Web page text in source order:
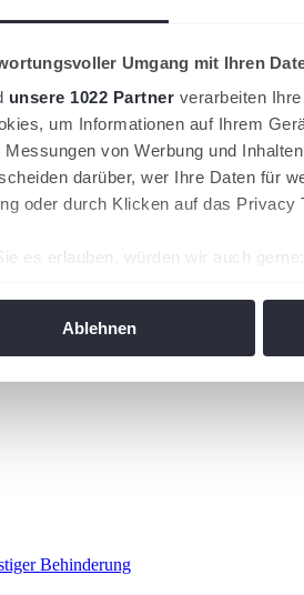
Umgang mit Ihren
unsere 1022 Partner verarbeiten
um Informationen auf Ihrem
Messungen von Werbung und
darüber, wer Ihre Daten für
oder durch Klicken auf das Privacy
es erlauben, würden wir auch gerne:
werden.
Ablehnen
Behinderung